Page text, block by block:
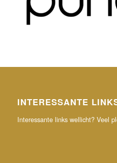
INTERESSANTE
Interessante links wellicht? Veel